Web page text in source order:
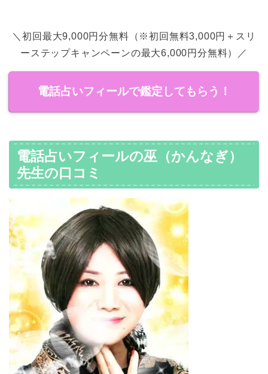
＼初回最大9,000円分無料（※初回無料3,000円＋スリ
ーステップキャンペーンの最大6,000円分無料）／
電話占いフィールで鑑定してもらう！
電話占いフィールの巫（かんなぎ）
先生の口コミ